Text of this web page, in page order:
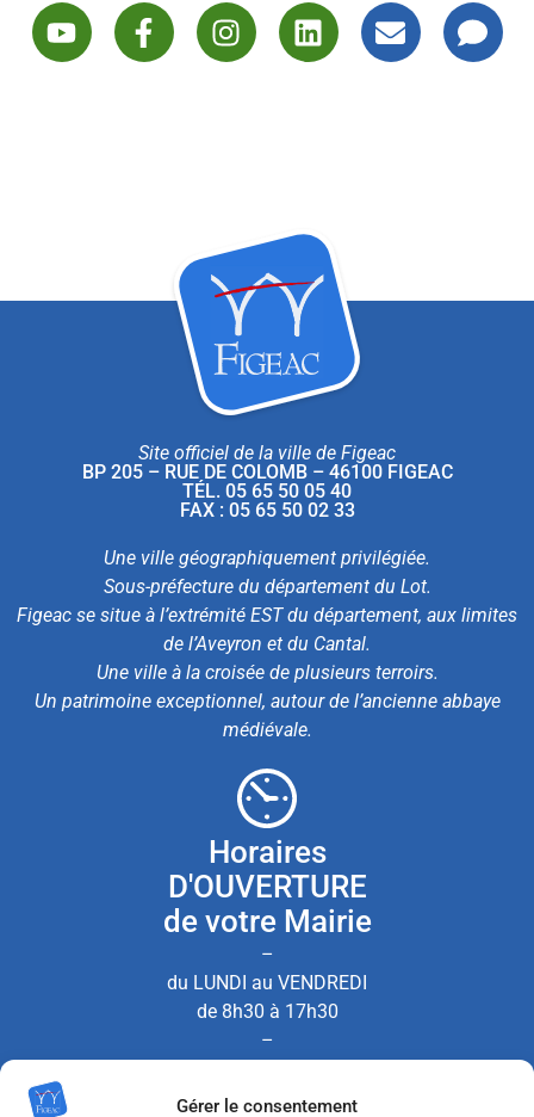
Gérer le consentement
Site officiel de la ville de Figeac
BP 205 – RUE DE COLOMB – 46100 FIGEAC
TÉL. 05 65 50 05 40
FAX : 05 65 50 02 33
Une ville géographiquement privilégiée.
Sous-préfecture du département du Lot.
Figeac se situe à l’extrémité EST du département, aux limites
de l’Aveyron et du Cantal.
Une ville à la croisée de plusieurs terroirs.
Un patrimoine exceptionnel, autour de l’ancienne abbaye
médiévale.
Horaires
D'OUVERTURE
de votre Mairie
–
du LUNDI au VENDREDI
de 8h30 à 17h30
–